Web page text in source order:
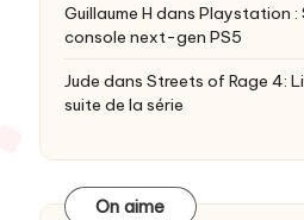
Guillaume H dans Playstation :
console next-gen PS5
Jude dans Streets of Rage 4:
suite de la série
On aime